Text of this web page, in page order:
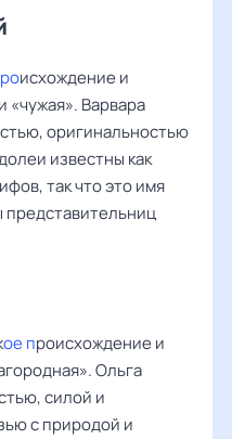
исхождение и
«чужая». Варвара
оригинальностью
известны как
так что это имя
ое происхождение и
Ольга
силой и
с природой и